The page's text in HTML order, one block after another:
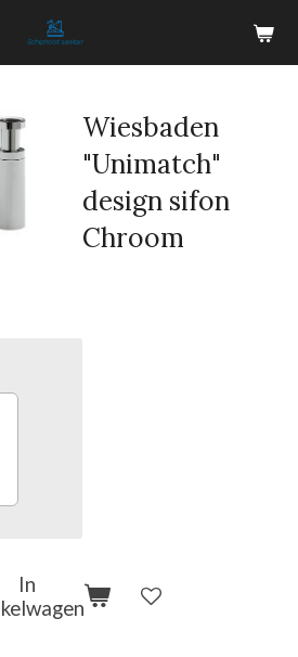
Wiesbaden
"Unimatch"
design sifon
Chroom
In